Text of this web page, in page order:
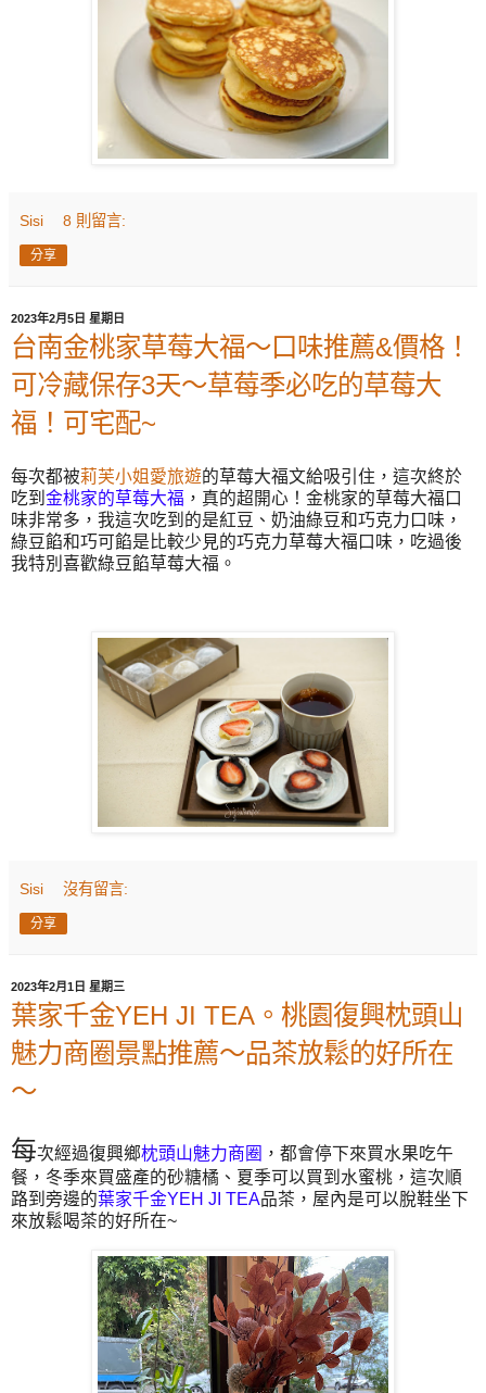
Sisi 8 則留言:
分享
2023年2月5日 星期日
台南金桃家草莓大福～口味推薦&價格！
可冷藏保存3天～草莓季必吃的草莓大
福！可宅配~
每次都被莉芙小姐愛旅遊的草莓大福文給吸引住，這次終於
吃到 金桃家的草莓大福 ，真的超開心！金桃家的草莓大福口
味非常多，我這次吃到的是紅豆、奶油綠豆和巧克力口味，
綠豆餡和巧可餡是比較少見的巧克力草莓大福口味，吃過後
我特別喜歡綠豆餡草莓大福。
Sisi 沒有留言:
分享
2023年2月1日 星期三
葉家千金YEH JI TEA。桃園復興枕頭山
魅力商圈景點推薦～品茶放鬆的好所在
～
每次經過復興鄉枕頭山魅力商圈 ，都會停下來買水果吃午
餐，冬季來買盛產的砂糖橘、夏季可以買到水蜜桃，這次順
路到旁邊的葉家千金YEH JI TEA品茶，屋內是可以脫鞋坐下
來放鬆喝茶的好所在~